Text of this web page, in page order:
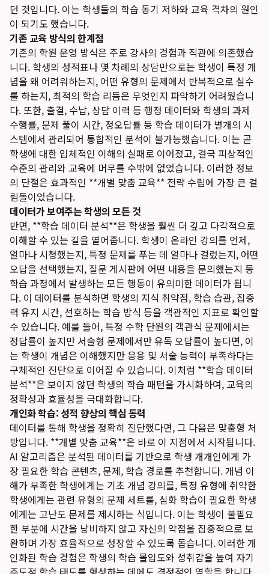
던 것입니다. 이는 학생들의 학습 동기 저하와 교육 격차의 원인
이 되기도 했습니다.
기존 교육 방식의 한계점
기존의 학원 운영 방식은 주로 강사의 경험과 직관에 의존했습
니다. 학생의 성적표나 몇 차례의 상담만으로는 학생이 특정 개
념을 왜 어려워하는지, 어떤 유형의 문제에서 반복적으로 실수
를 하는지, 최적의 학습 리듬은 무엇인지 파악하기 어려웠습니
다. 또한, 출결, 수납, 상담 이력 등 행정 데이터와 학생의 과제
수행률, 문제 풀이 시간, 정오답률 등 학습 데이터가 별개의 시
스템에서 관리되어 통합적인 분석이 불가능했습니다. 이는 곧
학생에 대한 입체적인 이해의 실패로 이어졌고, 결국 피상적인
수준의 관리와 교육에 머무를 수밖에 없었습니다. 이러한 정보
의 단절은 효과적인 **개별 맞춤 교육** 전략 수립에 가장 큰 걸
림돌이었습니다.
데이터가 보여주는 학생의 모든 것
반면, **학습 데이터 분석**은 학생을 훨씬 더 깊고 다각적으로
이해할 수 있는 길을 열어줍니다. 학생이 온라인 강의를 언제,
얼마나 시청했는지, 특정 문제를 푸는 데 얼마나 걸렸는지, 어떤
오답을 선택했는지, 질문 게시판에 어떤 내용을 문의했는지 등
학습 과정에서 발생하는 모든 행동이 유의미한 데이터가 됩니
다. 이 데이터를 분석하면 학생의 지식 취약점, 학습 습관, 집중
력 유지 시간, 선호하는 학습 방식 등을 객관적인 지표로 확인할
수 있습니다. 예를 들어, 특정 수학 단원의 객관식 문제에서는
정답률이 높지만 서술형 문제에서만 유독 오답률이 높다면, 이
는 학생이 개념은 이해했지만 응용 및 서술 능력이 부족하다는
구체적인 진단으로 이어질 수 있습니다. 이처럼 **학습 데이터
분석**은 보이지 않던 학생의 학습 패턴을 가시화하여, 교육의
정확성과 효율성을 극대화합니다.
개인화 학습: 성적 향상의 핵심 동력
데이터를 통해 학생을 정확히 진단했다면, 그 다음은 맞춤형 처
방입니다. **개별 맞춤 교육**은 바로 이 지점에서 시작됩니다.
AI 알고리즘은 분석된 데이터를 기반으로 학생 개개인에게 가
장 필요한 학습 콘텐츠, 문제, 학습 경로를 추천합니다. 개념 이
해가 부족한 학생에게는 기초 개념 강의를, 특정 유형에 취약한
학생에게는 관련 유형의 문제 세트를, 심화 학습이 필요한 학생
에게는 고난도 문제를 제시하는 식입니다. 이는 학생이 불필요
한 부분에 시간을 낭비하지 않고 자신의 약점을 집중적으로 보
완하며 가장 효율적으로 성장할 수 있도록 돕습니다. 이러한 개
인화된 학습 경험은 학생의 학습 몰입도와 성취감을 높여 자기